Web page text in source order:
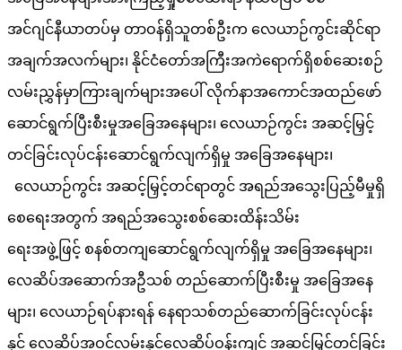
အင်ဂျင်နီယာတပ်မှ တာဝန်ရှိသူတစ်ဦးက လေယာဉ်ကွင်းဆိုင်ရာ
အချက်အလက်များ၊ နိုင်ငံတော်အကြီးအကဲရောက်ရှိစစ်ဆေးစဉ်
လမ်းညွှန်မှာကြားချက်များအပေါ် လိုက်နာအကောင်အထည်ဖော်
ဆောင်ရွက်ပြီးစီးမှုအခြေအနေများ၊ လေယာဉ်ကွင်း အဆင့်မြှင့်
တင်ခြင်းလုပ်ငန်းဆောင်ရွက်လျက်ရှိမှု အခြေအနေများ၊
လေယာဉ်ကွင်း အဆင့်မြှင့်တင်ရာတွင် အရည်အသွေးပြည့်မီမှုရှိ
စေရေးအတွက် အရည်အသွေးစစ်ဆေးထိန်းသိမ်း
ရေးအဖွဲ့ဖြင့် စနစ်တကျဆောင်ရွက်လျက်ရှိမှု အခြေအနေများ၊
လေဆိပ်အဆောက်အဦသစ် တည်ဆောက်ပြီးစီးမှု အခြေအနေ
များ၊ လေယာဉ်ရပ်နားရန် နေရာသစ်တည်ဆောက်ခြင်းလုပ်ငန်း
နှင့် လေဆိပ်အဝင်လမ်းနှင့်လေဆိပ်ဝန်းကျင် အဆင့်မြှင့်တင်ခြင်း